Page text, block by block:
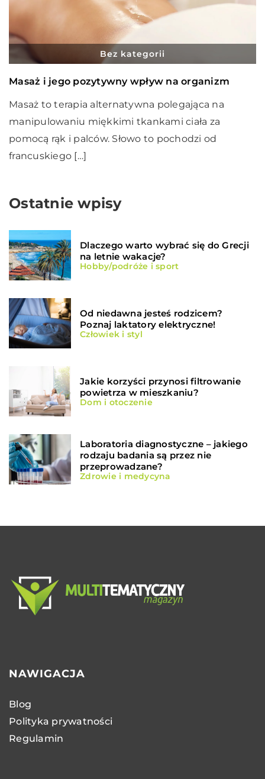
Bez kategorii
Masaż i jego pozytywny wpływ na organizm
Masaż to terapia alternatywna polegająca na
manipulowaniu miękkimi tkankami ciała za
pomocą rąk i palców. Słowo to pochodzi od
francuskiego […]
Ostatnie wpisy
Dlaczego warto wybrać się do Grecji
na letnie wakacje?
Hobby/podróże i sport
Od niedawna jesteś rodzicem?
Poznaj laktatory elektryczne!
Człowiek i styl
Jakie korzyści przynosi filtrowanie
powietrza w mieszkaniu?
Dom i otoczenie
Laboratoria diagnostyczne – jakiego
rodzaju badania są przez nie
przeprowadzane?
Zdrowie i medycyna
NAWIGACJA
Blog
Polityka prywatności
Regulamin